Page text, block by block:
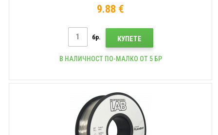
9.88 €
бр. КУПЕТЕ
В НАЛИЧНОСТ ПО-МАЛКО ОТ 5 БР